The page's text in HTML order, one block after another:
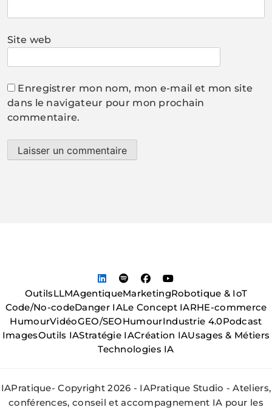
Site web
Enregistrer mon nom, mon e-mail et mon site
dans le navigateur pour mon prochain
commentaire.
OutilsLLMAgentiqueMarketingRobotique & IoT
Code/No-codeDanger IALe Concept IARHE-commerce
HumourVidéoGEO/SEOHumourIndustrie 4.0Podcast
ImagesOutils IAStratégie IACréation IAUsages & Métiers
Technologies IA
IAPratique- Copyright 2026 - IAPratique Studio - Ateliers,
conférences, conseil et accompagnement IA pour les